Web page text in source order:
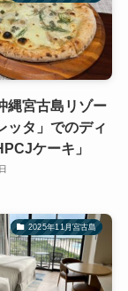
縄宮古島リゾー
ッタ」でのディ
ケーキ」
2025年11月宮古島